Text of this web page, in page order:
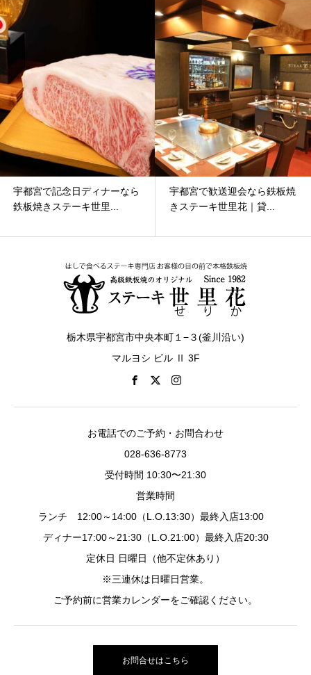
宇都宮で記念日ディナーなら
鉄板焼きステーキ世里...
宇都宮で歓送迎会なら鉄板焼
きステーキ世里花｜貸...
栃木県宇都宮市中央本町１−３(釜川沿い)
マルヨシ ビル Ⅱ 3F
お電話でのご予約・お問合わせ
028-636-8773
受付時間 10:30〜21:30
営業時間
ランチ 12:00～14:00（L.O.13:30）最終入店13:00
ディナー17:00～21:30（L.O.21:00）最終入店20:30
定休日 日曜日（他不定休あり）
※三連休は日曜日営業。
ご予約前に営業カレンダーをご確認ください。
お問合せはこちら